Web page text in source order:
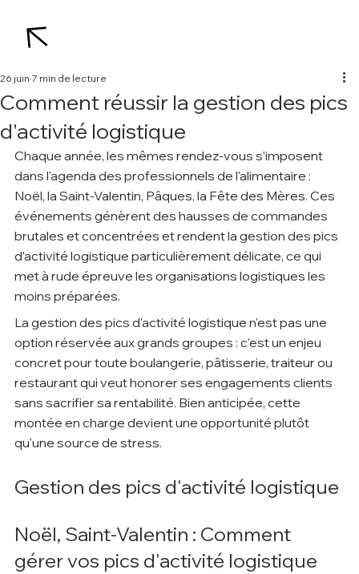
Comment réussir la gestion des pics
d'activité logistique
26 juin 7 min de lecture
Chaque année, les mêmes rendez-vous s'imposent
dans l'agenda des professionnels de l'alimentaire :
Noël, la Saint-Valentin, Pâques, la Fête des Mères. Ces
événements génèrent des hausses de commandes
brutales et concentrées et rendent la gestion des pics
d'activité logistique particulièrement délicate, ce qui
met à rude épreuve les organisations logistiques les
moins préparées.
La gestion des pics d'activité logistique n'est pas une
option réservée aux grands groupes : c'est un enjeu
concret pour toute boulangerie, pâtisserie, traiteur ou
restaurant qui veut honorer ses engagements clients
sans sacrifier sa rentabilité. Bien anticipée, cette
montée en charge devient une opportunité plutôt
qu'une source de stress.
Gestion des pics d'activité logistique
Noël, Saint-Valentin : Comment
gérer vos pics d'activité logistique